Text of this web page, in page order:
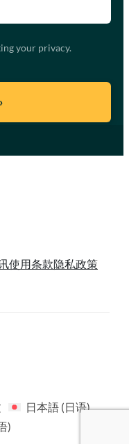
your privacy.
使用条款隐私政策
日本語(日语)
)